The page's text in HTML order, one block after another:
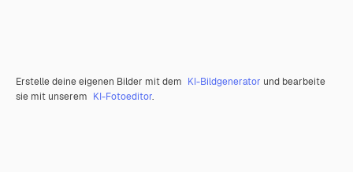
Erstelle deine eigenen Bilder mit dem KI-Bildgenerator und bearbeite
sie mit unserem KI-Fotoeditor.